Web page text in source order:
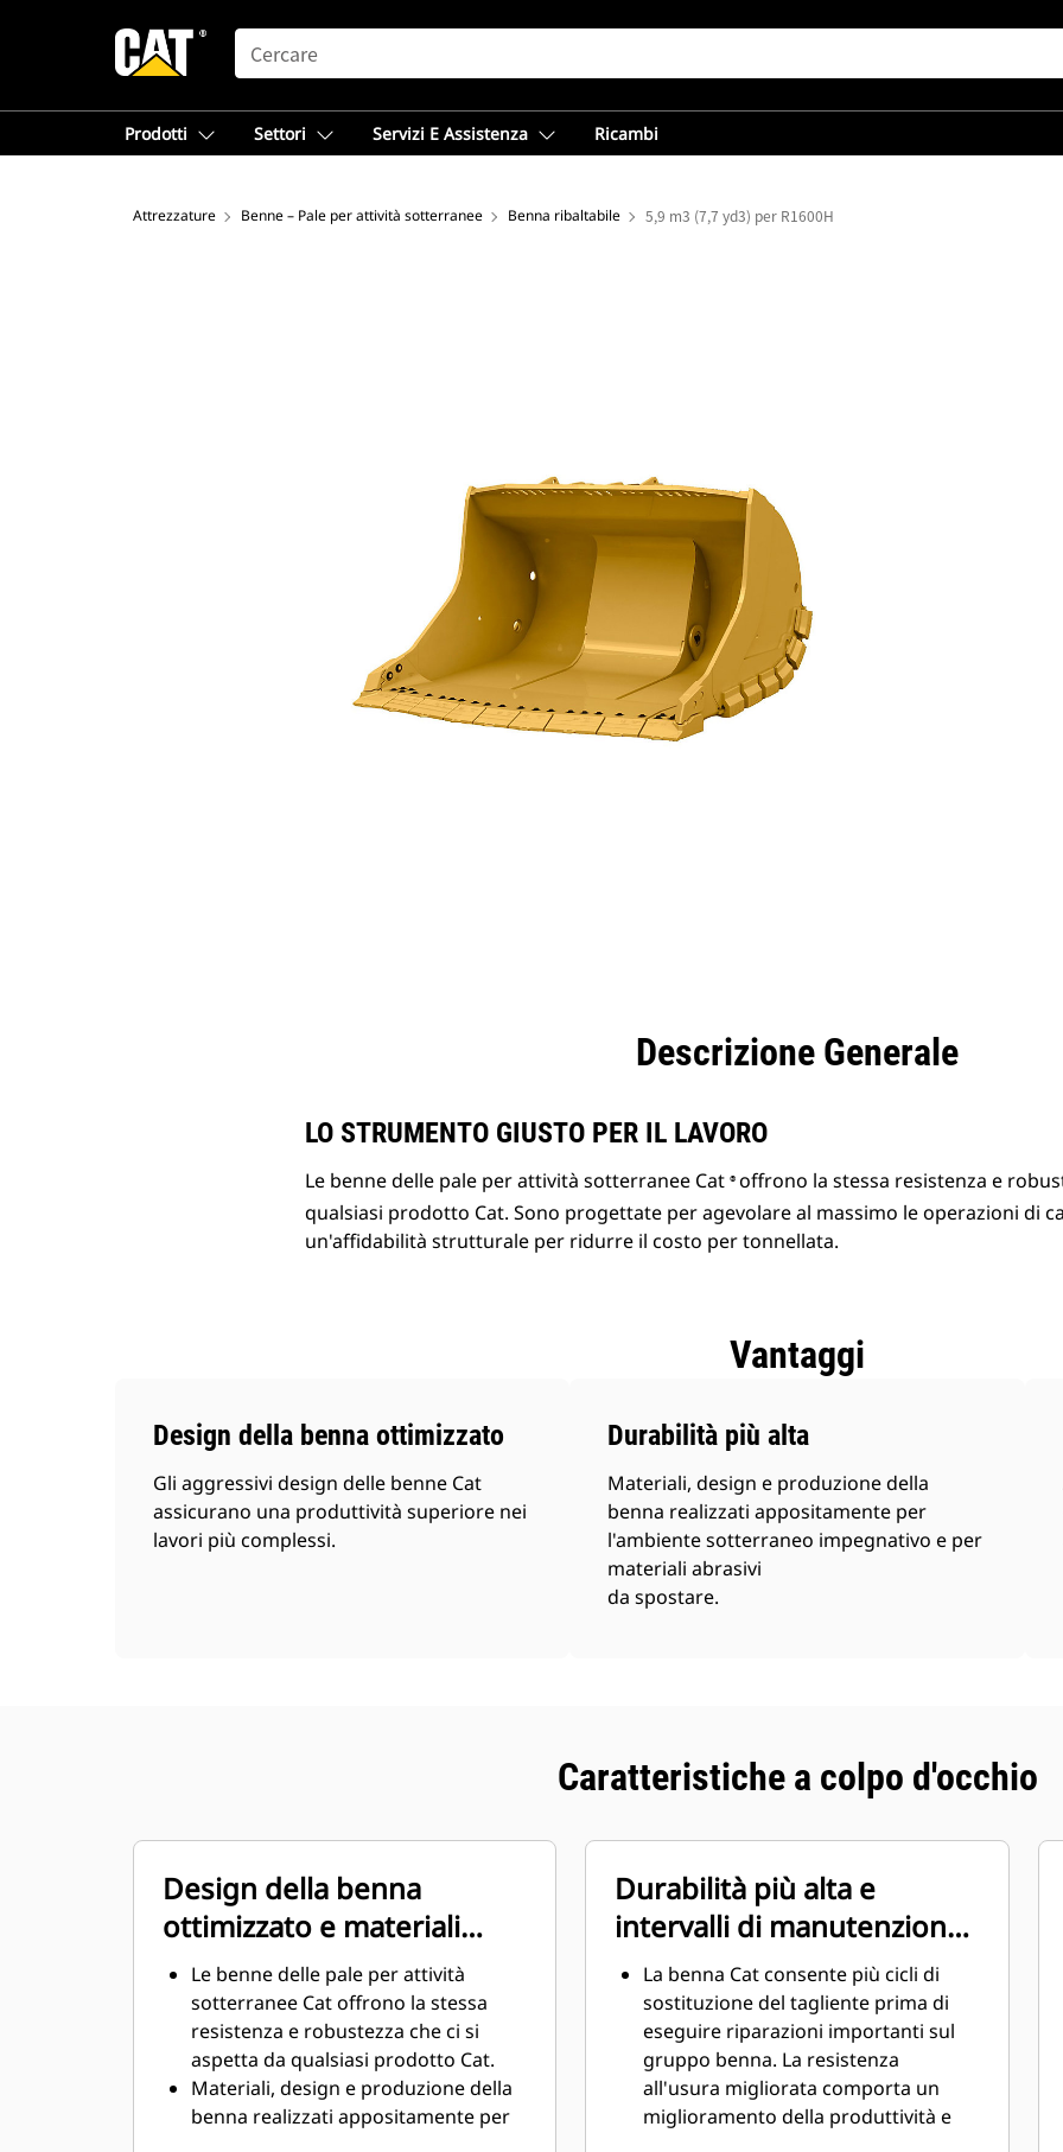
SEARCH
Prodotti Settori Servizi E Assistenza Ricambi
Attrezzature Benne – Pale per attività sotterranee Benna ribaltabile 5,9 m3 (7,7 yd3) per R1600H
Descrizione Generale
LO STRUMENTO GIUSTO PER IL LAVORO
Le benne delle pale per attività sotterranee Cat ® offrono la stessa resistenza e
qualsiasi prodotto Cat. Sono progettate per agevolare al massimo le operazioni di
un'affidabilità strutturale per ridurre il costo per tonnellata.
Vantaggi
Design della benna ottimizzato
Gli aggressivi design delle benne Cat
assicurano una produttività superiore nei
lavori più complessi.
Durabilità più alta
Materiali, design e produzione della
benna realizzati appositamente per
l'ambiente sotterraneo impegnativo e per
materiali abrasivi
da spostare.
Caratteristiche a colpo d'occhio
Design della benna
ottimizzato e materiali
robusti
Le benne delle pale per attività
sotterranee Cat offrono la stessa
resistenza e robustezza che ci si
aspetta da qualsiasi prodotto Cat.
Materiali, design e produzione della
benna realizzati appositamente per
Durabilità più alta e
intervalli di manutenzione
ridotti
La benna Cat consente più cicli di
sostituzione del tagliente prima di
eseguire riparazioni importanti sul
gruppo benna. La resistenza
all'usura migliorata comporta un
miglioramento della produttività e